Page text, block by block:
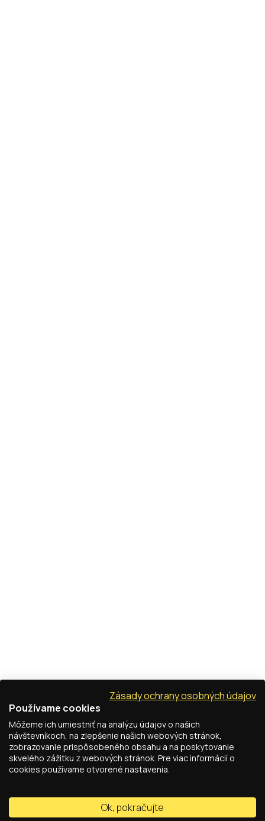
Zásady ochrany osobných údajov
Používame cookies
Môžeme ich umiestniť na analýzu údajov o našich
návštevníkoch, na zlepšenie našich webových stránok,
zobrazovanie prispôsobeného obsahu a na poskytovanie
skvelého zážitku z webových stránok. Pre viac informácií o
cookies používame otvorené nastavenia.
Ok, pokračujte